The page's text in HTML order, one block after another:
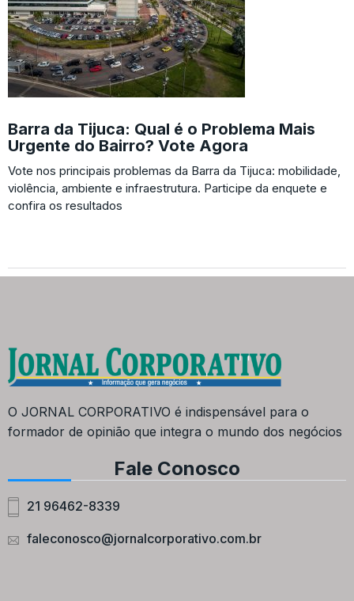
Barra da Tijuca: Qual é o Problema Mais
Urgente do Bairro? Vote Agora
Vote nos principais problemas da Barra da Tijuca: mobilidade,
violência, ambiente e infraestrutura. Participe da enquete e
confira os resultados
O JORNAL CORPORATIVO é indispensável para o
formador de opinião que integra o mundo dos negócios
Fale Conosco
21 96462-8339
faleconosco@jornalcorporativo.com.br